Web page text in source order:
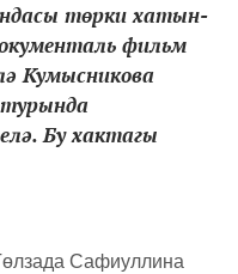
төрки хатын-
фильм
Кумысникова
Бу хактагы